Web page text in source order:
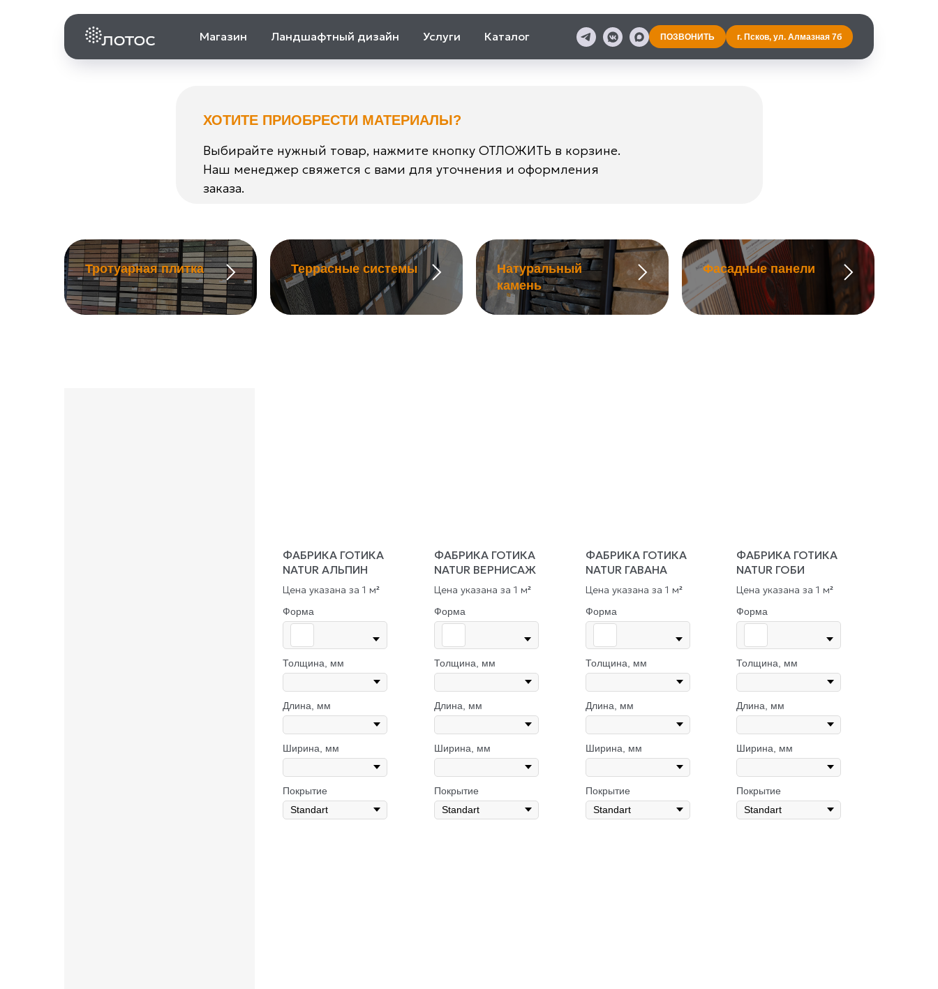
Магазин Ландшафтный дизайн Услуги Каталог ПОЗВОНИТЬ г. Псков, ул. Алмазная 7б
Выбирайте нужный товар, нажмите кнопку ОТЛОЖИТЬ в корзине.
Наш менеджер свяжется с вами для уточнения и оформления
заказа.
ХОТИТЕ ПРИОБРЕСТИ МАТЕРИАЛЫ?
Тротуарная плитка Террасные системы
Натуральный
камень
Фасадные панели
ФАБРИКА ГОТИКА
NATUR АЛЬПИН
Цена указана за 1 м²
Форма
Толщина, мм
Длина, мм
Ширина, мм
Покрытие
ФАБРИКА ГОТИКА
NATUR ВЕРНИСАЖ
Цена указана за 1 м²
Форма
Толщина, мм
Длина, мм
Ширина, мм
Покрытие
ФАБРИКА ГОТИКА
NATUR ГАВАНА
Цена указана за 1 м²
Форма
Толщина, мм
Длина, мм
Ширина, мм
Покрытие
ФАБРИКА ГОТИКА
NATUR ГОБИ
Цена указана за 1 м²
Форма
Толщина, мм
Длина, мм
Ширина, мм
Покрытие